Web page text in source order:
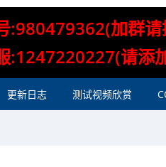
:980479362(加群
:1247220227(请添
更新日志 测试视频欣赏